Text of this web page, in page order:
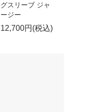
グスリーブ ジャ
ージー
12,700円(税込)